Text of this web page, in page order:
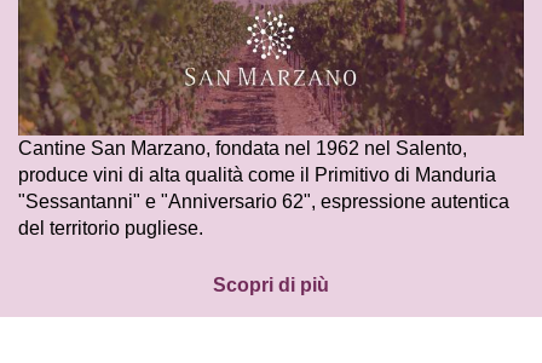
Cantine San Marzano, fondata nel 1962 nel Salento,
produce vini di alta qualità come il Primitivo di Manduria
"Sessantanni" e "Anniversario 62", espressione autentica
del territorio pugliese.
Scopri di più